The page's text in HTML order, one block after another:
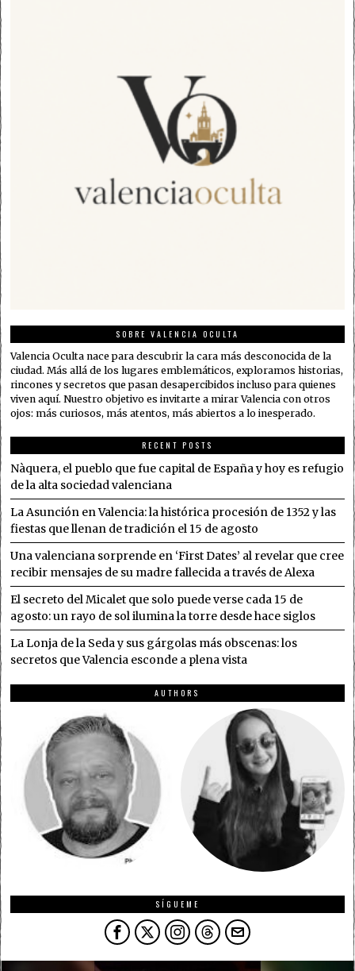
SOBRE VALENCIA OCULTA
Valencia Oculta nace para descubrir la cara más desconocida de la
ciudad. Más allá de los lugares emblemáticos, exploramos historias,
rincones y secretos que pasan desapercibidos incluso para quienes
viven aquí. Nuestro objetivo es invitarte a mirar Valencia con otros
ojos: más curiosos, más atentos, más abiertos a lo inesperado.
RECENT POSTS
Nàquera, el pueblo que fue capital de España y hoy es refugio
de la alta sociedad valenciana
La Asunción en Valencia: la histórica procesión de 1352 y las
fiestas que llenan de tradición el 15 de agosto
Una valenciana sorprende en ‘First Dates’ al revelar que cree
recibir mensajes de su madre fallecida a través de Alexa
El secreto del Micalet que solo puede verse cada 15 de
agosto: un rayo de sol ilumina la torre desde hace siglos
La Lonja de la Seda y sus gárgolas más obscenas: los
secretos que Valencia esconde a plena vista
AUTHORS
SÍGUEME